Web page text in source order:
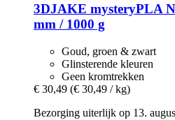
3DJAKE mysteryPLA
mm / 1000 g
Goud, groen & zwart
Glinsterende kleuren
Geen kromtrekken
€ 30,49 (€ 30,49 / kg)
Bezorging uiterlijk op 13.